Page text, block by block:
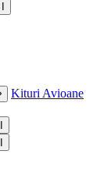
Kituri Avioane